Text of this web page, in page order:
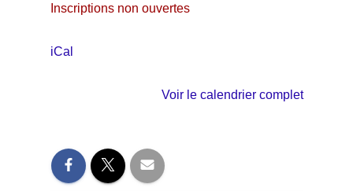
Inscriptions non ouvertes
iCal
Voir le calendrier complet